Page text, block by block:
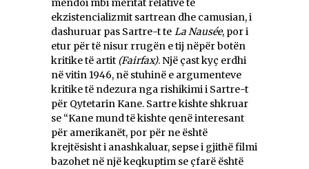
mendoi mbi meritat relative të
ekzistencializmit sartrean dhe camusian, i
dashuruar pas Sartre-t te La Nausée, por i
etur për të nisur rrugën e tij nëpër botën
kritike të artit (Fairfax). Një çast kyç erdhi
në vitin 1946, në stuhinë e argumenteve
kritike të ndezura nga rishikimi i Sartre-t
për Qytetarin Kane. Sartre kishte shkruar
se “Kane mund të kishte qenë interesant
për amerikanët, por për ne është
krejtësisht i anashkaluar, sepse i gjithë filmi
bazohet në një keqkuptim se çfarë është